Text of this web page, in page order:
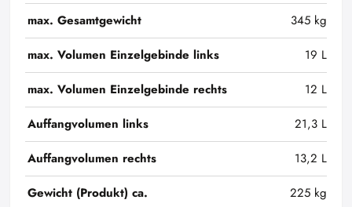
max. Gesamtgewicht
345 kg
max. Volumen Einzelgebinde links
19 L
max. Volumen Einzelgebinde rechts
12 L
Auffangvolumen links
21,3 L
Auffangvolumen rechts
13,2 L
Gewicht (Produkt) ca.
225 kg